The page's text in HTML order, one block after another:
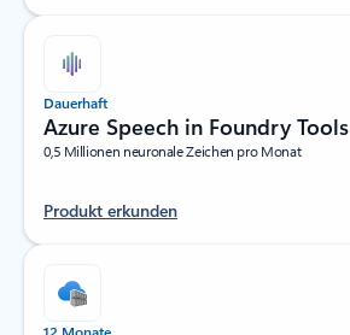
Dauerhaft
Azure Speech in Foundry Tools
0,5 Millionen neuronale Zeichen pro Monat
Produkt erkunden